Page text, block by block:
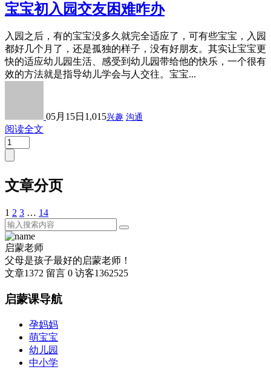
宝宝初入园交友困难咋办
入园之后，有的宝宝没多久就完全适应了，可有些宝宝，入园
都好几个月了，还是孤独的样子，没有好朋友。其实让宝宝更
快的适应幼儿园生活、感受到幼儿园带给他的快乐，一个很有
效的方法就是指导幼儿学会与人交往。宝宝...
05月15日 1,015兴趣 沟通
阅读全文
文章分页
1 2 3 … 14
启蒙老师
父母是孩子最好的启蒙老师！
文章1372 留言 0 访客1362525
启蒙课导航
孕妈妈
萌宝宝
幼儿园
中小学